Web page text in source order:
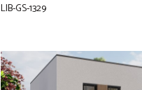
LIB-GS-1329